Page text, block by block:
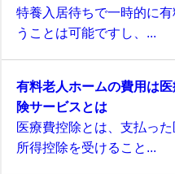
特養入居待ちで一時的に
うことは可能ですし、...
有料老人ホームの費用は
険サービスとは
医療費控除とは、支払っ
所得控除を受けること...